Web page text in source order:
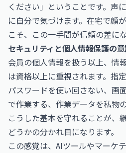
ください」ということです。声
に自分で気づけます。在宅で顔
こそ、この一手間が信頼の差にな
セキュリティと個人情報保護の
会員の個人情報を扱う以上、情
は資格以上に重視されます。指
パスワードを使い回さない、画
で作業する、作業データを私物
こうした基本を守れることが、
どうかの分かれ目になります。
この感覚は、AIツールやマーケ